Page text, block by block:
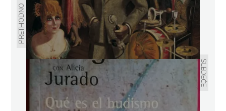
PRETHODNO
SLEDEĆE